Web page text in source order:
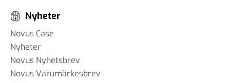
Nyheter
Novus Case
Nyheter
Novus Nyhetsbrev
Novus Varumärkesbrev